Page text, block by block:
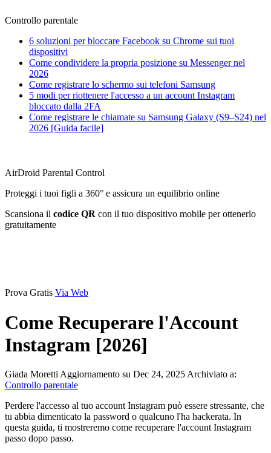
Controllo parentale
6 soluzioni per bloccare Facebook su Chrome sui tuoi
dispositivi
Come condividere la propria posizione su Messenger nel
2026
Come registrare lo schermo sui telefoni Samsung
5 modi per riottenere l'accesso a un account Instagram
bloccato dalla 2FA
Come registrare le chiamate su Samsung Galaxy (S9–S24) nel
2026 [Guida facile]
AirDroid Parental Control
Proteggi i tuoi figli a 360° e assicura un equilibrio online
Scansiona il codice QR con il tuo dispositivo mobile per ottenerlo
gratuitamente
Prova Gratis Via Web
Come Recuperare l'Account
Instagram [2026]
Giada Moretti Aggiornamento su Dec 24, 2025 Archiviato a:
Controllo parentale
Perdere l'accesso al tuo account Instagram può essere stressante, che
tu abbia dimenticato la password o qualcuno l'ha hackerata. In
questa guida, ti mostreremo come recuperare l'account Instagram
passo dopo passo.